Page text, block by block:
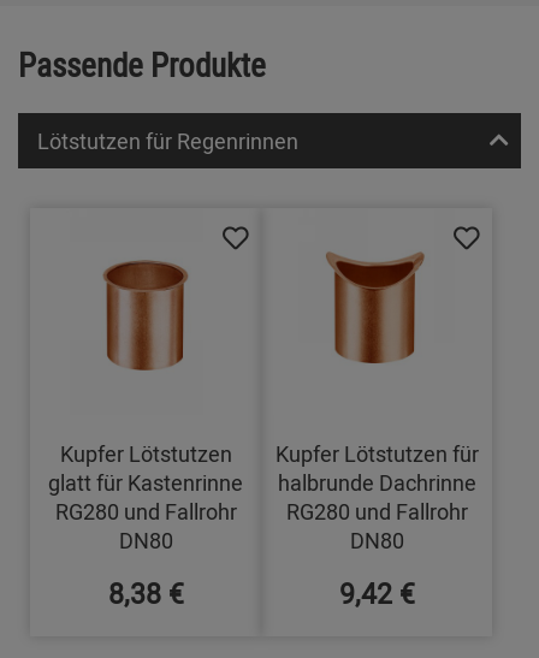
Passende Produkte
Lötstutzen für Regenrinnen
Kupfer Lötstutzen
glatt für Kastenrinne
RG280 und Fallrohr
DN80
8,38 €
Kupfer Lötstutzen für
halbrunde Dachrinne
RG280 und Fallrohr
DN80
9,42 €